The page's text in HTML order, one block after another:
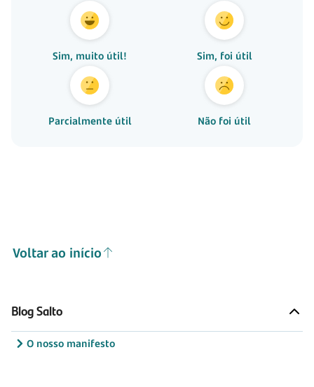
Sim, muito útil! Sim, foi útil
Parcialmente útil Não foi útil
Voltar ao início
Blog Salto
O nosso manifesto